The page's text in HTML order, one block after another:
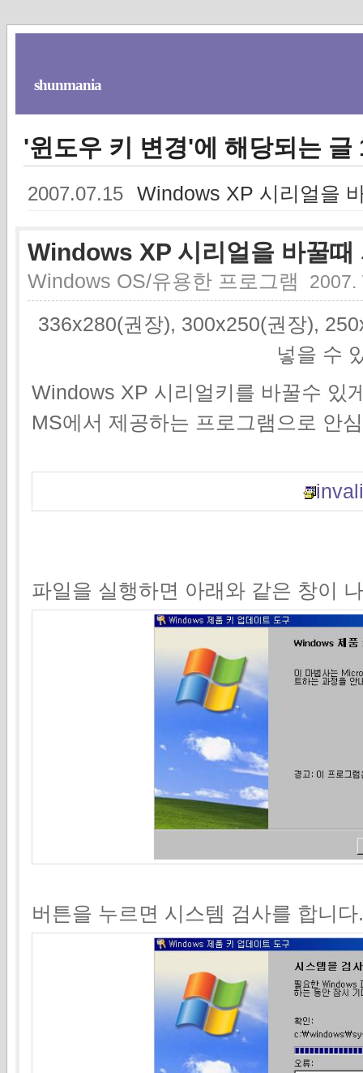
shunmania
'윈도우 키 변경'에 해당되는 글
2007.07.15 Windows XP 시리얼을
Windows XP 시리얼을 바꿀때
Windows OS/유용한 프로그램 2007.
336x280(권장), 300x250(권장),
넣을 수
Windows XP 시리얼키를 바꿀수 있
MS에서 제공하는 프로그램으로 안
파일을 실행하면 아래와 같은 창이
버튼을 누르면 시스템 검사를 합니다.